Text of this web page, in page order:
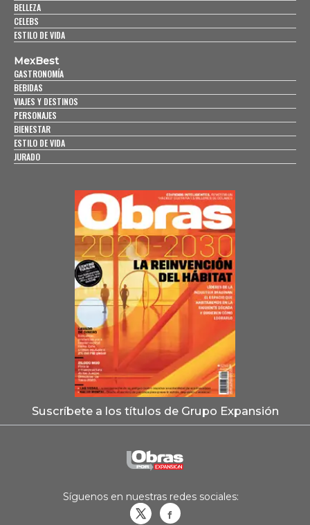
BELLEZA
CELEBS
ESTILO DE VIDA
MexBest
GASTRONOMÍA
BEBIDAS
VIAJES Y DESTINOS
PERSONAJES
BIENESTAR
ESTILO DE VIDA
JURADO
Suscríbete a los títulos de Grupo Expansión
Síguenos en nuestras redes sociales: